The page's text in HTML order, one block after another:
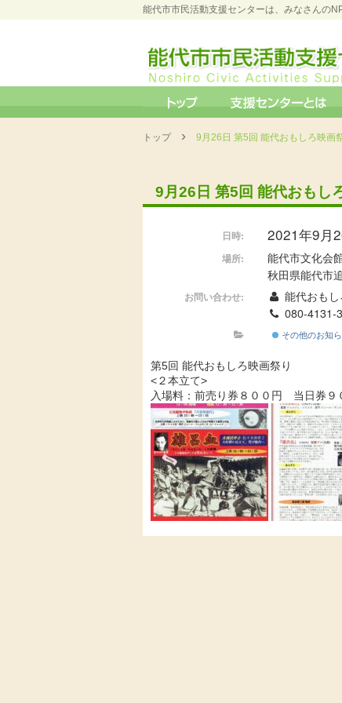
能代市市民活動支援センターは、みなさんの
トップ › 9月26日 第5回 能代おもしろ映画
9月26日 第5回 能代おもし
日時: 2021年9月
場所:
能代市文化会
秋田県能代市
お問い合わせ:
能代おも
080-4131-
その他のお知
第5回 能代おもしろ映画祭り
<２本立て>
入場料：前売り券８００円 当日券９